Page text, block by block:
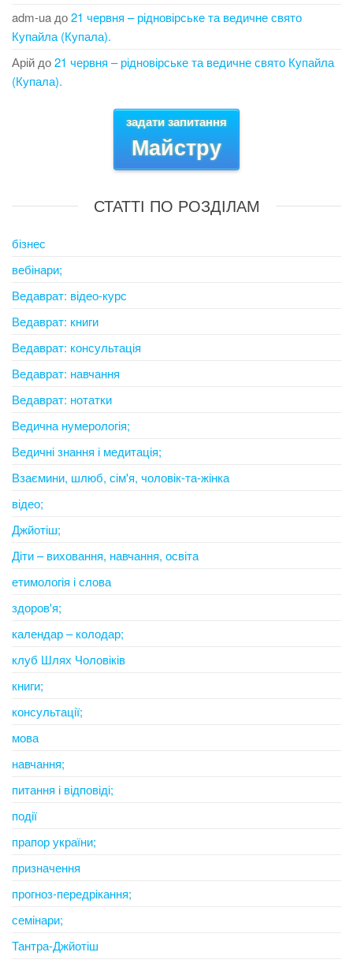
adm-ua до21 червня – рідновірське та ведичне свято
Купайла (Купала).
Арій до21 червня – рідновірське та ведичне свято Купайла
(Купала).
задати запитання
Майстру
СТАТТІ ПО РОЗДІЛАМ
бізнес
вебінари;
Ведаврат: відео-курс
Ведаврат: книги
Ведаврат: консультація
Ведаврат: навчання
Ведаврат: нотатки
Ведична нумерологія;
Ведичні знання і медитація;
Взаємини, шлюб, сім'я, чоловік-та-жінка
відео;
Джйотіш;
Діти – виховання, навчання, освіта
етимологія і слова
здоров'я;
календар – колодар;
клуб Шлях Чоловіків
книги;
консультації;
мова
навчання;
питання і відповіді;
події
прапор україни;
призначення
прогноз-передрікання;
семінари;
Тантра-Джйотіш